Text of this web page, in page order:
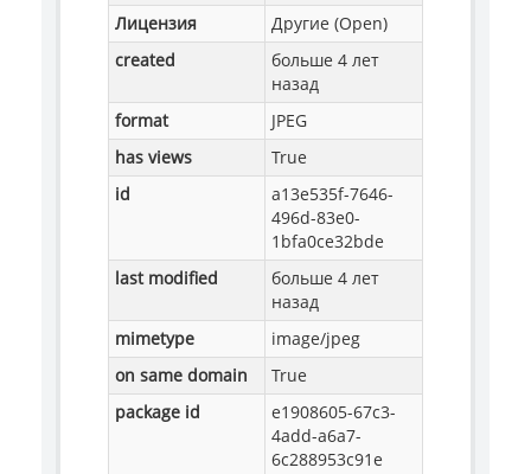
Лицензия
Другие (Open)
created
больше 4 лет
назад
format
JPEG
has views
True
id
a13e535f-7646-
496d-83e0-
1bfa0ce32bde
last modified
больше 4 лет
назад
mimetype
image/jpeg
on same domain
True
package id
e1908605-67c3-
4add-a6a7-
6c288953c91e